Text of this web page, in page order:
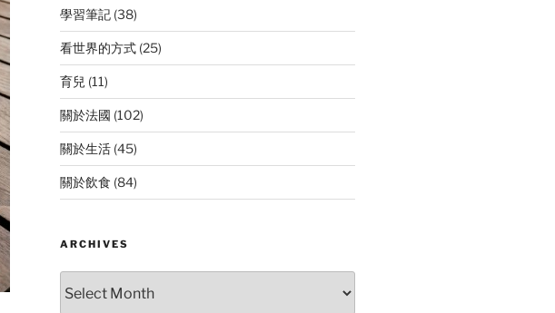
學習筆記(38)
看世界的方式(25)
育兒 (11)
關於法國 (102)
關於生活(45)
關於飲食 (84)
ARCHIVES